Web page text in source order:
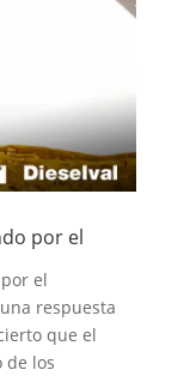
por el
el
respuesta
que el
de los